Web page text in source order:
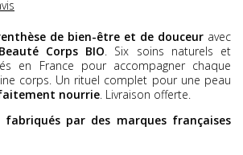
de bien-être et de douceur avec
Corps BIO. Six soins naturels et
en France pour accompagner chaque
corps. Un rituel complet pour une peau
nourrie. Livraison offerte.
par des marques françaises